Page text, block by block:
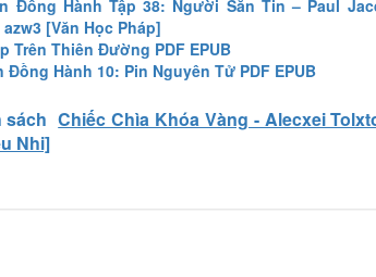
Đồng Hành Tập 38: Người Săn Tin – Paul
[Văn Học Pháp]
Trên Thiên Đường PDF EPUB
Đồng Hành 10: Pin Nguyên Tử PDF EPUB
sách Chiếc Chìa Khóa Vàng - Alecxei
Nhi]